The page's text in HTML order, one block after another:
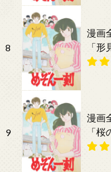
8
漫画
「形
9
漫画
「桜